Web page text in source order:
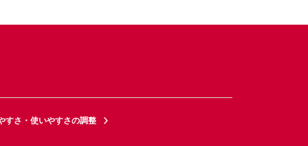
すさ・使いやすさの調整